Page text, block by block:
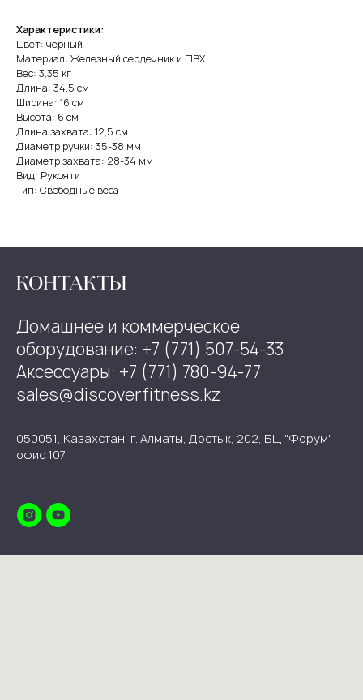
Характеристики:
Цвет: черный
Материал: Железный сердечник и ПВХ
Вес: 3,35 кг
Длина: 34,5 см
Ширина: 16 см
Высота: 6 см
Длина захвата: 12,5 см
Диаметр ручки: 35-38 мм
Диаметр захвата: 28-34 мм
Вид: Рукояти
Тип: Свободные веса
КОНТАКТЫ
Домашнее и коммерческое
оборудование: +7 (771) 507-54-33
Аксессуары: +7 (771) 780-94-77
sales@discoverfitness.kz
050051, Казахстан, г. Алматы, Достык, 202, БЦ "Форум",
офис 107